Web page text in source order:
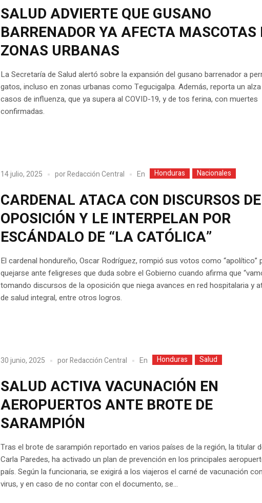
SALUD ADVIERTE QUE GUSANO
BARRENADOR YA AFECTA MASCOTAS
ZONAS URBANAS
La Secretaría de Salud alertó sobre la expansión del gusano barrenador a
gatos, incluso en zonas urbanas como Tegucigalpa. Además, reporta un
casos de influenza, que ya supera al COVID-19, y de tos ferina, con muertes
confirmadas.
14 julio, 2025 porRedacción Central En Honduras Nacionales
CARDENAL ATACA CON DISCURSOS DE
OPOSICIÓN Y LE INTERPELAN POR
ESCÁNDALO DE “LA CATÓLICA”
El cardenal hondureño, Oscar Rodríguez, rompió sus votos como “apolítico”
quejarse ante feligreses que duda sobre el Gobierno cuando afirma que
tomando discursos de la oposición que niega avances en red hospitalaria y
de salud integral, entre otros logros.
30 junio, 2025 porRedacción Central En Honduras Salud
SALUD ACTIVA VACUNACIÓN EN
AEROPUERTOS ANTE BROTE DE
SARAMPIÓN
Tras el brote de sarampión reportado en varios países de la región, la titular
Carla Paredes, ha activado un plan de prevención en los principales
país. Según la funcionaria, se exigirá a los viajeros el carné de vacunación
virus, y en caso de no contar con el documento, se...